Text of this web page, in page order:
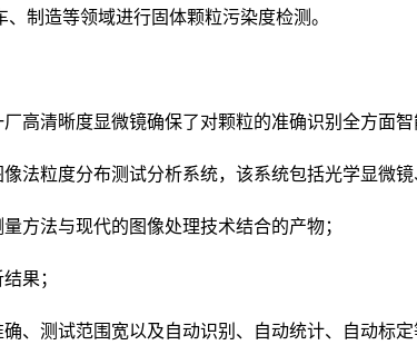
、制造等领域进行固体颗粒污染度检测。
厂高清晰度显微镜确保了对颗粒的准确识别全方面
法粒度分布测试分析系统，该系统包括光学显微镜
方法与现代的图像处理技术结合的产物；
果；
、测试范围宽以及自动识别、自动统计、自动标定